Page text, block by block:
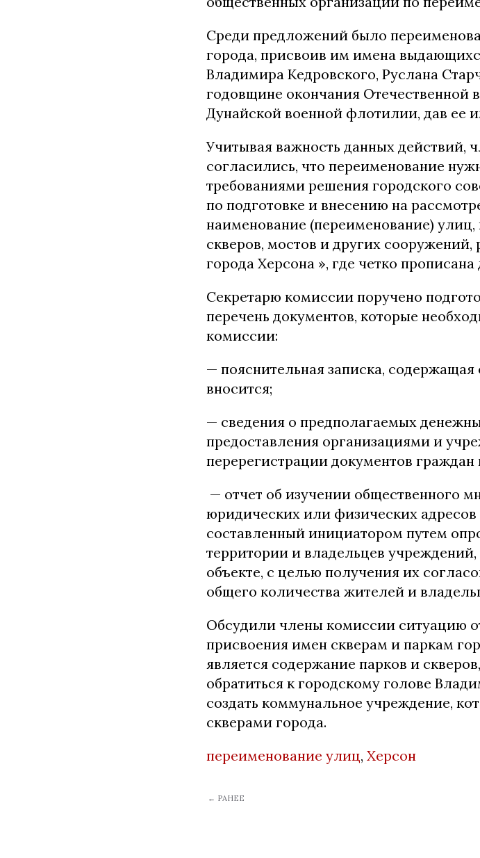
Среди предложений было
города, присвоив им имена
Владимира Кедровского, Руслана
годовщине окончания Отечественной
Дунайской военной флотилии, дав ее
Учитывая важность данных действий,
согласились, что переименование
требованиями решения городского
по подготовке и внесению на
наименование (переименование) улиц,
скверов, мостов и других
города Херсона », где четко
Секретарю комиссии поручено
перечень документов, которые
комиссии:
— пояснительная записка,
вносится;
— сведения о предполагаемых
предоставления организациями и
перерегистрации документов граждан
— отчет об изучении общественного
юридических или физических адресов
составленный инициатором путем
территории и владельцев
объекте, с целью получения их
общего количества жителей и
Обсудили члены комиссии ситуацию
присвоения имен скверам и паркам
является содержание парков и
обратиться к городскому голове
создать коммунальное учреждение,
скверами города.
переименование улиц, Херсон
← РАНЕЕ